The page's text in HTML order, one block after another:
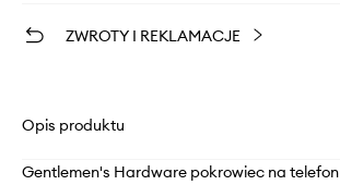
ZWROTY I REKLAMACJE
Opis produktu
Gentlemen's Hardware pokrowiec na telefon